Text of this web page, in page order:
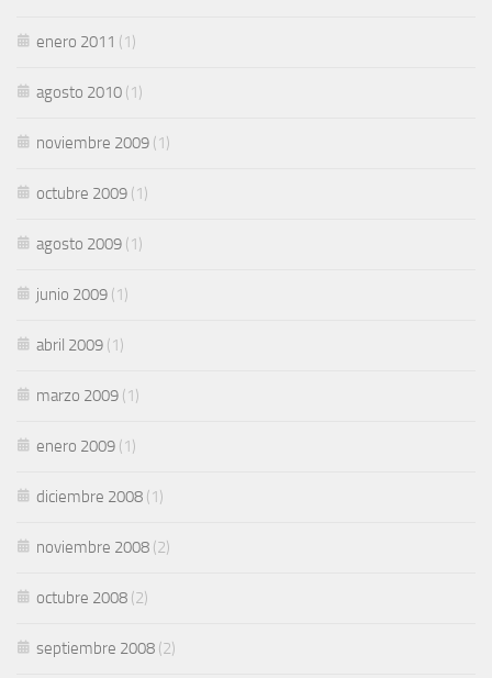
enero 2011 (1)
agosto 2010 (1)
noviembre 2009 (1)
octubre 2009 (1)
agosto 2009 (1)
junio 2009 (1)
abril 2009 (1)
marzo 2009 (1)
enero 2009 (1)
diciembre 2008 (1)
noviembre 2008 (2)
octubre 2008 (2)
septiembre 2008 (2)